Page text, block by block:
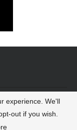
experience. We'll
out if you wish.